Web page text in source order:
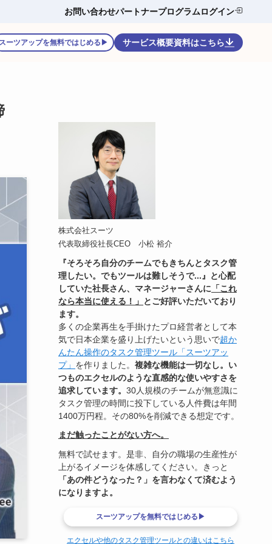
お問い合わせパートナープログラムログイン
ーツアップを無料ではじめる▶ サービス概要資料はこちら
株式会社スーツ
代表取締役社長CEO 小松 裕介
『そろそろ自分のチームでもきちんとタスク管
理したい。でもツールは難しそうで...』と心配
していた社長さん、マネージャーさんに 「これ
なら本当に使える！」 とご好評いただいており
ます。
多くの企業再生を手掛けたプロ経営者として本
気で日本企業を盛り上げたいという思いで超か
んたん操作のタスク管理ツール「スーツアッ
プ」 を作りました。 複雑な機能は一切なし。い
つものエクセルのような直感的な使いやすさを
追求しています。 30人規模のチームが無意識に
タスク管理の時間に投下している人件費は年間
1400万円程。その80%を削減できる想定です。
まだ触ったことがない方へ。
無料で試せます。是非、自分の職場の生産性が
上がるイメージを体感してください。きっと
「あの件どうなった？」を言わなくて済むよう
になりますよ。
スーツアップを無料ではじめる▶
エクセルや他のタスク管理ツールとの違いはこちら